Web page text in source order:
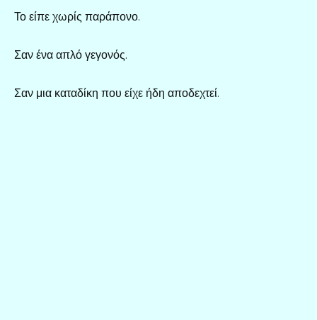
Το είπε χωρίς παράπονο.
Σαν ένα απλό γεγονός.
Σαν μια καταδίκη που είχε ήδη αποδεχτεί.